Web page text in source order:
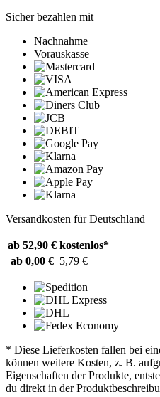
Sicher bezahlen mit
Nachnahme
Vorauskasse
Versandkosten für Deutschland
ab 52,90 € kostenlos*
ab 0,00 € 5,79 €
* Diese Lieferkosten fallen bei
können weitere Kosten, z. B.
Eigenschaften der Produkte,
du direkt in der